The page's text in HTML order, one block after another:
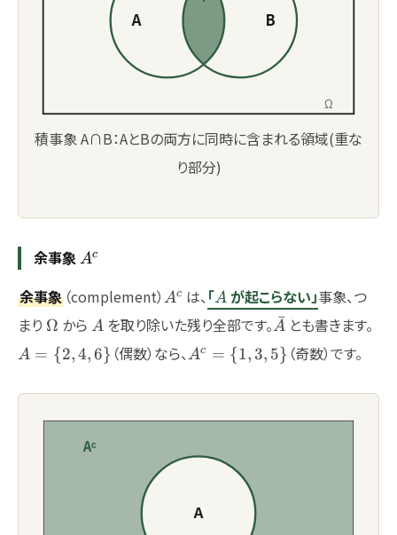
Ω
A B
積事象 A∩B：AとBの両方に同時に含まれる領域(重な
り部分)
余事象 A^c
Ac
余事象 （complement） A^c
Ac は、 「 A
A が起こらない」事象、つ
まり \Omega
Ω から A
A を取り除いた残り全部です。 \bar{A}
A
ˉ とも書きます。
A = {2,4,6} （偶数）なら、 A^c=\
{1,3,5\}
Ac = {1,3, 5} （奇数）です。
A
Aᶜ